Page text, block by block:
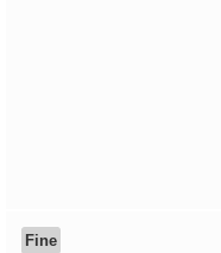
Fine